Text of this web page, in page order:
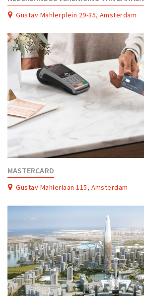
Gustav Mahlerplein 29-35, Amsterdam
MASTERCARD
Gustav Mahlerlaan 115, Amsterdam